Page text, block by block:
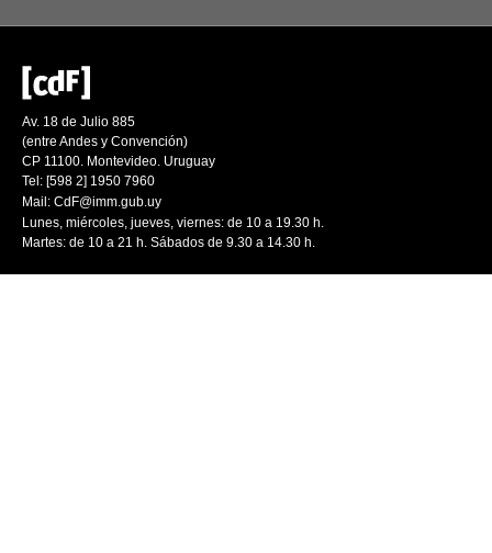
Av. 18 de Julio 885
(entre Andes y Convención)
CP 11100. Montevideo. Uruguay
Tel: [598 2] 1950 7960
Mail: CdF@imm.gub.uy
Lunes, miércoles, jueves, viernes: de 10 a 19.30 h.
Martes: de 10 a 21 h. Sábados de 9.30 a 14.30 h.